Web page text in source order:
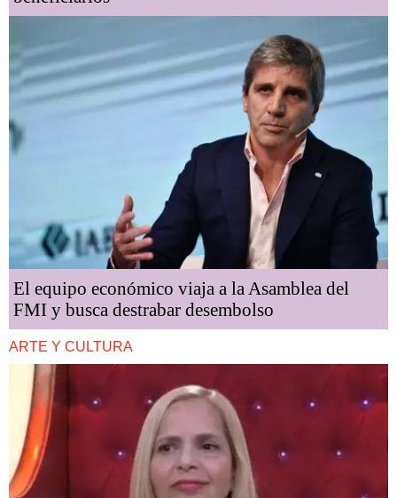
El equipo económico viaja a la Asamblea del
FMI y busca destrabar desembolso
ARTE Y CULTURA